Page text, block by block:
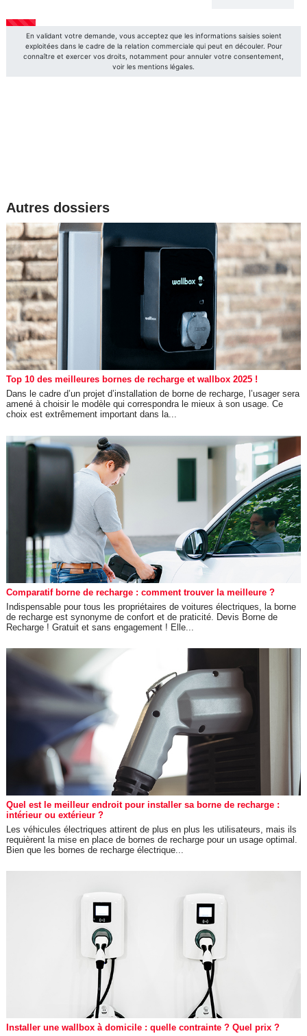
Autres dossiers
Top 10 des meilleures bornes de recharge et wallbox 2025 !
Dans le cadre d’un projet d’installation de borne de recharge, l’usager sera
amené à choisir le modèle qui correspondra le mieux à son usage. Ce
choix est extrêmement important dans la...
Comparatif borne de recharge : comment trouver la meilleure ?
Indispensable pour tous les propriétaires de voitures électriques, la borne
de recharge est synonyme de confort et de praticité. Devis Borne de
Recharge ! Gratuit et sans engagement ! Elle...
Quel est le meilleur endroit pour installer sa borne de recharge :
intérieur ou extérieur ?
Les véhicules électriques attirent de plus en plus les utilisateurs, mais ils
requièrent la mise en place de bornes de recharge pour un usage optimal.
Bien que les bornes de recharge électrique...
Installer une wallbox à domicile : quelle contrainte ? Quel prix ?